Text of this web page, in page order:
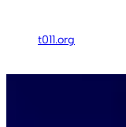
ス
t011.org